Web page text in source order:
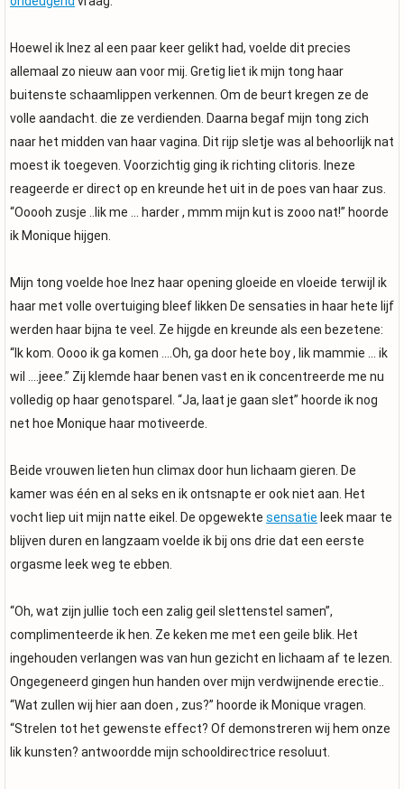
Hoewel ik Inez al een paar keer gelikt had, voelde dit precies
allemaal zo nieuw aan voor mij. Gretig liet ik mijn tong haar
buitenste schaamlippen verkennen. Om de beurt kregen ze de
volle aandacht. die ze verdienden. Daarna begaf mijn tong zich
naar het midden van haar vagina. Dit rijp sletje was al behoorlijk nat
moest ik toegeven. Voorzichtig ging ik richting clitoris. Ineze
reageerde er direct op en kreunde het uit in de poes van haar zus.
“Ooooh zusje ..lik me … harder , mmm mijn kut is zooo nat!” hoorde
ik Monique hijgen.
Mijn tong voelde hoe Inez haar opening gloeide en vloeide terwijl ik
haar met volle overtuiging bleef likken De sensaties in haar hete lijf
werden haar bijna te veel. Ze hijgde en kreunde als een bezetene:
“Ik kom. Oooo ik ga komen ….Oh, ga door hete boy , lik mammie … ik
wil ….jeee.” Zij klemde haar benen vast en ik concentreerde me nu
volledig op haar genotsparel. “Ja, laat je gaan slet” hoorde ik nog
net hoe Monique haar motiveerde.
Beide vrouwen lieten hun climax door hun lichaam gieren. De
kamer was één en al seks en ik ontsnapte er ook niet aan. Het
vocht liep uit mijn natte eikel. De opgewekte sensatie leek maar te
blijven duren en langzaam voelde ik bij ons drie dat een eerste
orgasme leek weg te ebben.
“Oh, wat zijn jullie toch een zalig geil slettenstel samen”,
complimenteerde ik hen. Ze keken me met een geile blik. Het
ingehouden verlangen was van hun gezicht en lichaam af te lezen.
Ongegeneerd gingen hun handen over mijn verdwijnende erectie..
“Wat zullen wij hier aan doen , zus?” hoorde ik Monique vragen.
“Strelen tot het gewenste effect? Of demonstreren wij hem onze
lik kunsten? antwoordde mijn schooldirectrice resoluut.